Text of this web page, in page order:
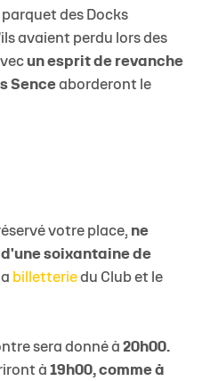
des Docks
avaient perdu lors des
un esprit de revanche
Sence aborderont le
votre place, ne
soixantaine de
billetterie du Club et le
sera donné à 20h00.
à 19h00, comme à